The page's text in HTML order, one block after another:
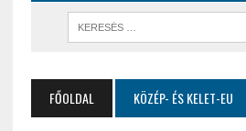
FŐOLDAL KÖZÉP- ÉS KELET-EU